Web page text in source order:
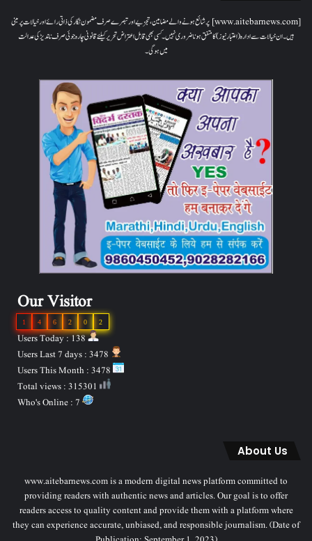
[www.aitebarnews.com] پر شائع ہونے والے مضامین، تجزیے اور تبصرے صرف مضمون نگار کی ذاتی رائے اور خیالات پر مبنی
ہیں۔ ان خیالات سے ادارہ (اعتبار نیوز) کا متفق ہونا ضروری نہیں۔ کسی بھی قابل اعتراض تحریر کیلئے قانونی چارہ جوئی صرف ناندیڑ کی عدالت
میں ہوگی۔
Our Visitor
2
0
2
6
4
1
Users Today : 138
About Us
www.aitebarnews.com is a modern digital news platform committed to
providing readers with authentic news and articles. Our goal is to offer
readers access to quality content and provide them with a platform where
they can experience accurate, unbiased, and responsible journalism. (Date of